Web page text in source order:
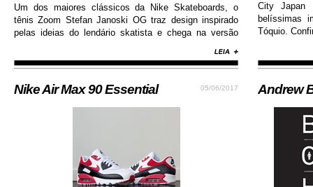
Um dos maiores clássicos da Nike Skateboards, o
tênis Zoom Stefan Janoski OG traz design inspirado
pelas ideias do lendário skatista e chega na versão
de solado de borracha que permite maior aderência.
05/06/2017
Nike Air Max 90 Essential
City Japan
belíssimas
Tóquio.
Andrew